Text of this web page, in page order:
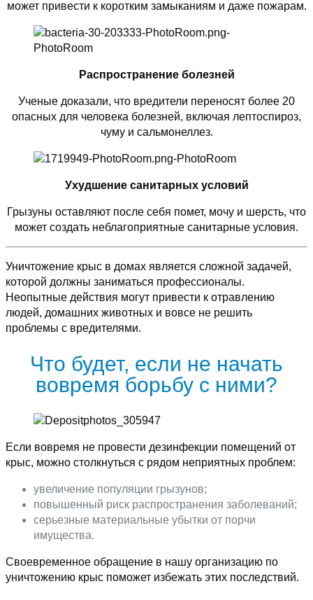
может привести к коротким замыканиям и даже пожарам.
Распространение болезней
Ученые доказали, что вредители переносят более 20
опасных для человека болезней, включая лептоспироз,
чуму и сальмонеллез.
Ухудшение санитарных условий
Грызуны оставляют после себя помет, мочу и шерсть, что
может создать неблагоприятные санитарные условия.
Уничтожение крыс в домах является сложной задачей,
которой должны заниматься профессионалы.
Неопытные действия могут привести к отравлению
людей, домашних животных и вовсе не решить
проблемы с вредителями.
Что будет, если не начать
вовремя борьбу с ними?
Если вовремя не провести дезинфекции помещений от
крыс, можно столкнуться с рядом неприятных проблем:
увеличение популяции грызунов;
повышенный риск распространения заболеваний;
серьезные материальные убытки от порчи
имущества.
Своевременное обращение в нашу организацию по
уничтожению крыс поможет избежать этих последствий.